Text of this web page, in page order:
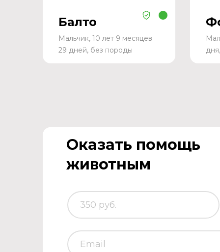
Балто
Мальчик, 10 лет 9 месяцев
29 дней, без породы
Оказать помощь
животным